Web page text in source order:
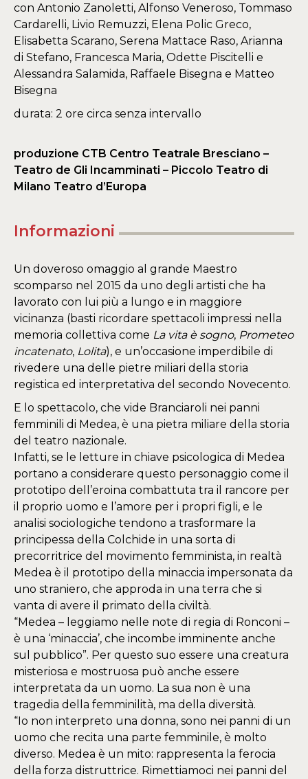
con Antonio Zanoletti, Alfonso Veneroso, Tommaso
Cardarelli, Livio Remuzzi, Elena Polic Greco,
Elisabetta Scarano, Serena Mattace Raso, Arianna
di Stefano, Francesca Maria, Odette Piscitelli e
Alessandra Salamida, Raffaele Bisegna e Matteo
Bisegna
durata: 2 ore circa senza intervallo
produzione CTB Centro Teatrale Bresciano –
Teatro de Gli Incamminati – Piccolo Teatro di
Milano Teatro d’Europa
Informazioni
Un doveroso omaggio al grande Maestro
scomparso nel 2015 da uno degli artisti che ha
lavorato con lui più a lungo e in maggiore
vicinanza (basti ricordare spettacoli impressi nella
memoria collettiva come La vita è sogno, Prometeo
incatenato, Lolita), e un’occasione imperdibile di
rivedere una delle pietre miliari della storia
registica ed interpretativa del secondo Novecento.
E lo spettacolo, che vide Branciaroli nei panni
femminili di Medea, è una pietra miliare della storia
del teatro nazionale.
Infatti, se le letture in chiave psicologica di Medea
portano a considerare questo personaggio come il
prototipo dell’eroina combattuta tra il rancore per
il proprio uomo e l’amore per i propri figli, e le
analisi sociologiche tendono a trasformare la
principessa della Colchide in una sorta di
precorritrice del movimento femminista, in realtà
Medea è il prototipo della minaccia impersonata da
uno straniero, che approda in una terra che si
vanta di avere il primato della civiltà.
“Medea – leggiamo nelle note di regia di Ronconi –
è una ‘minaccia’, che incombe imminente anche
sul pubblico”. Per questo suo essere una creatura
misteriosa e mostruosa può anche essere
interpretata da un uomo. La sua non è una
tragedia della femminilità, ma della diversità.
“Io non interpreto una donna, sono nei panni di un
uomo che recita una parte femminile, è molto
diverso. Medea è un mito: rappresenta la ferocia
della forza distruttrice. Rimettiamoci nei panni del